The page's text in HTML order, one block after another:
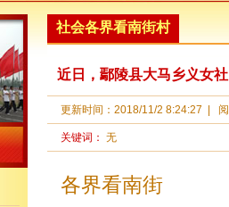
社会各界看南街村
近日，鄢陵县大马乡义女
更新时间： 2018/11/2 8:24:27
关键词： 无
各界看南街